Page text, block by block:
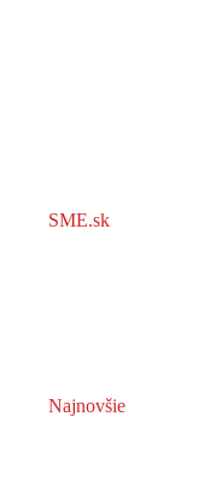
SME.sk
Najnovšie